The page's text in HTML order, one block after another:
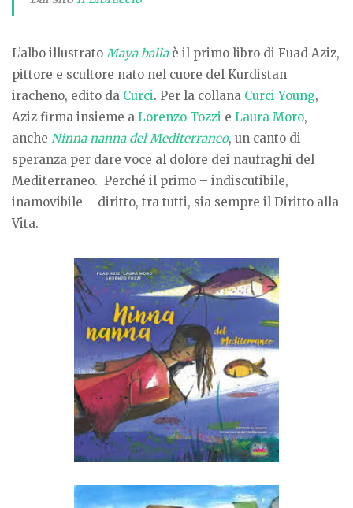
L’albo illustrato Maya ballaè il primo libro di Fuad Aziz,
pittore e scultore nato nel cuore del Kurdistan
iracheno, edito da Curci. Per la collana Curci Young,
Aziz firma insieme a Lorenzo Tozzi e Laura Moro,
anche Ninna nanna del Mediterraneo, un canto di
speranza per dare voce al dolore dei naufraghi del
Mediterraneo. Perché il primo – indiscutibile,
inamovibile – diritto, tra tutti, sia sempre il Diritto alla
Vita.